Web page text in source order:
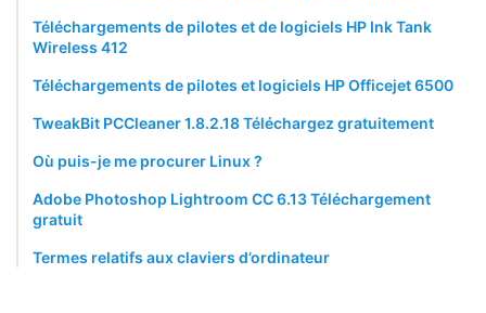
Téléchargements de pilotes et de logiciels HP Ink Tank
Wireless 412
Téléchargements de pilotes et logiciels HP Officejet 6500
TweakBit PCCleaner 1.8.2.18 Téléchargez gratuitement
Où puis-je me procurer Linux ?
Adobe Photoshop Lightroom CC 6.13 Téléchargement
gratuit
Termes relatifs aux claviers d’ordinateur